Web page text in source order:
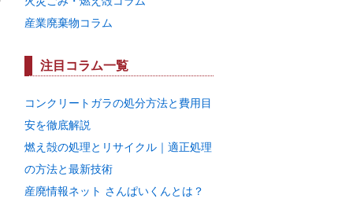
産業廃棄物コラム
注目コラム一覧
コンクリートガラの処分方法と費用目
安を徹底解説
燃え殻の処理とリサイクル｜適正処理
の方法と最新技術
産廃情報ネット さんぱいくんとは？